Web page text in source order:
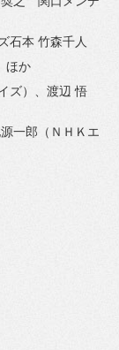
石本 竹森千人
か
ズ）、渡辺 悟
郎（ＮＨＫエ